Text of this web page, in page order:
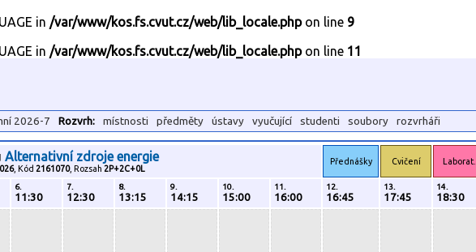
in /var/www/kos.fs.cvut.cz/web/lib_locale.phpon line 9
in /var/www/kos.fs.cvut.cz/web/lib_locale.phpon line 11
2026-7 Rozvrh: místnosti předměty ústavy vyučující studenti soubory rozvrháři
Alternativní zdroje energie
, Kód 2161070, Rozsah 2P+2C+0L
Přednášky Cvičení Laborat.
6.
11:30
7.
12:30
8.
13:15
9.
14:15
10.
15:00
11.
16:00
12.
16:45
13.
17:45
14.
18:30